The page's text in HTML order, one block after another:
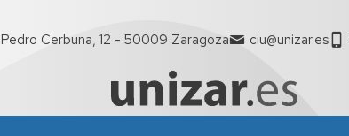
Pedro Cerbuna, 12 - 50009 Zaragoza ciu@unizar.es